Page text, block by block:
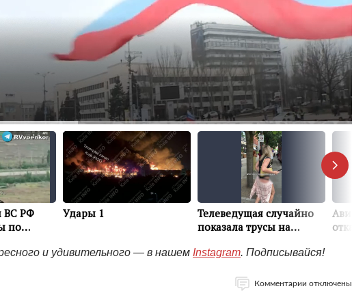
и удивительного — в нашем Instagram. Подписывайся!
Комментарии отключены